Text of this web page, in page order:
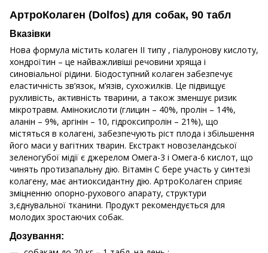
АртроКолаген (Dolfos) для собак, 90 табл
Вказівки
Нова формула містить колаген II типу , гіалуронову кислоту,
хондроїтин – це найважливіші речовини хряща і
синовіальної рідини. Біодоступний колаген забезпечує
еластичність зв’язок, м’язів, сухожилків. Це підвищує
рухливість, активність тварини, а також зменшує ризик
мікротравм. Амінокислоти (глицин – 40%, пролін – 14%,
аланін – 9%, аргінін – 10, гідроксипролін – 21%), що
містяться в колагені, забезпечують ріст плода і збільшення
його маси у вагітних тварин. Екстракт новозеландської
зеленогубої мідії є джерелом Омега-3 і Омега-6 кислот, що
чинять протизапальну дію. Вітамін С бере участь у синтезі
колагену, має антиоксидантну дію. АртроКолаген сприяє
зміцненню опорно-рухового апарату, структури
з,єднувальної тканини. Продукт рекомендується для
молодих зростаючих собак.
Дозування: